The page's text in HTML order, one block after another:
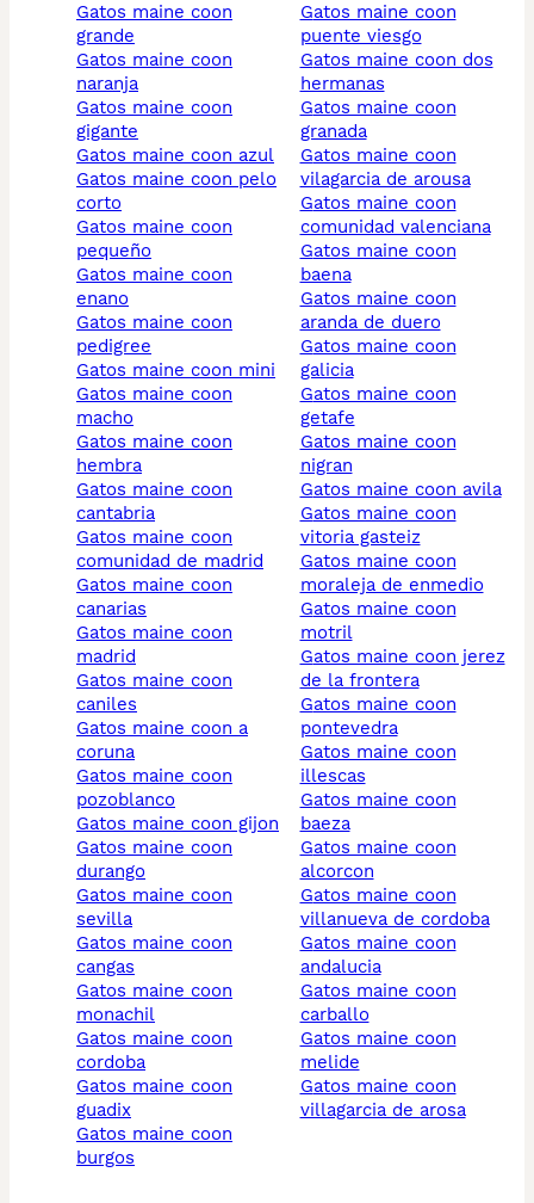
gatos maine coon
grande
gatos maine coon
naranja
gatos maine coon
gigante
gatos maine coon azul
gatos maine coon pelo
corto
gatos maine coon
pequeño
gatos maine coon
enano
gatos maine coon
pedigree
gatos maine coon mini
gatos maine coon
macho
gatos maine coon
hembra
gatos maine coon
cantabria
gatos maine coon
comunidad de madrid
gatos maine coon
canarias
gatos maine coon
madrid
gatos maine coon
caniles
gatos maine coon a
coruna
gatos maine coon
pozoblanco
gatos maine coon gijon
gatos maine coon
durango
gatos maine coon
sevilla
gatos maine coon
cangas
gatos maine coon
monachil
gatos maine coon
cordoba
gatos maine coon
guadix
gatos maine coon
burgos
gatos maine coon
puente viesgo
gatos maine coon dos
hermanas
gatos maine coon
granada
gatos maine coon
vilagarcia de arousa
gatos maine coon
comunidad valenciana
gatos maine coon
baena
gatos maine coon
aranda de duero
gatos maine coon
galicia
gatos maine coon
getafe
gatos maine coon
nigran
gatos maine coon avila
gatos maine coon
vitoria gasteiz
gatos maine coon
moraleja de enmedio
gatos maine coon
motril
gatos maine coon jerez
de la frontera
gatos maine coon
pontevedra
gatos maine coon
illescas
gatos maine coon
baeza
gatos maine coon
alcorcon
gatos maine coon
villanueva de cordoba
gatos maine coon
andalucia
gatos maine coon
carballo
gatos maine coon
melide
gatos maine coon
villagarcia de arosa